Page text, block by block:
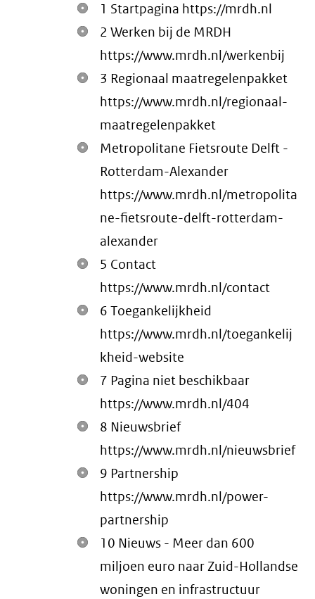
1 Startpagina https://mrdh.nl
2 Werken bij de MRDH
https://www.mrdh.nl/werkenbij
3 Regionaal maatregelenpakket
https://www.mrdh.nl/regionaal-
maatregelenpakket
Metropolitane Fietsroute Delft -
Rotterdam-Alexander
https://www.mrdh.nl/metropolita
ne-fietsroute-delft-rotterdam-
alexander
5 Contact
https://www.mrdh.nl/contact
6 Toegankelijkheid
https://www.mrdh.nl/toegankelij
kheid-website
7 Pagina niet beschikbaar
https://www.mrdh.nl/404
8 Nieuwsbrief
https://www.mrdh.nl/nieuwsbrief
9 Partnership
https://www.mrdh.nl/power-
partnership
10 Nieuws - Meer dan 600
miljoen euro naar Zuid-Hollandse
woningen en infrastructuur